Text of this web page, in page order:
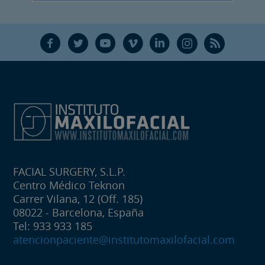
F T Y V L Ñ R
FACIAL SURGERY, S.L.P.
Centro Médico Teknon
Carrer Vilana, 12 (Off. 185)
08022 - Barcelona, España
Tel: 933 933 185
atencionpaciente@institutomaxilofacial.com